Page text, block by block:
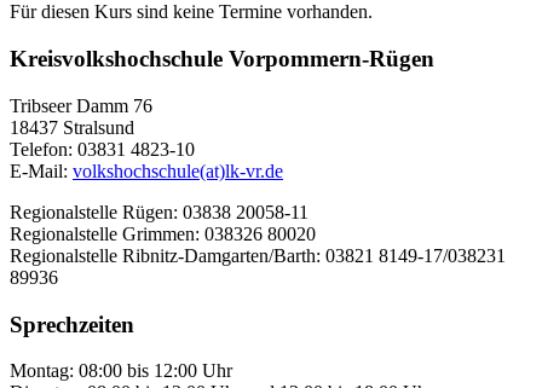
Für diesen Kurs sind keine Termine vorhanden.
Kreisvolkshochschule Vorpommern-Rügen
Tribseer Damm 76
18437 Stralsund
Telefon: 03831 4823-10
E-Mail: volkshochschule(at)lk-vr.de
Regionalstelle Rügen: 03838 20058-11
Regionalstelle Grimmen: 038326 80020
Regionalstelle Ribnitz-Damgarten/Barth: 03821 8149-17/038231
89936
Sprechzeiten
Montag: 08:00 bis 12:00 Uhr